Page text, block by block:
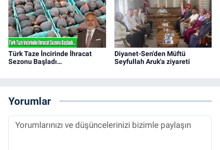
Türk Taze İncirinde İhracat
Sezonu Başladı…
Diyanet-Sen'den Müftü
Seyfullah Aruk'a ziyareti
Yorumlar